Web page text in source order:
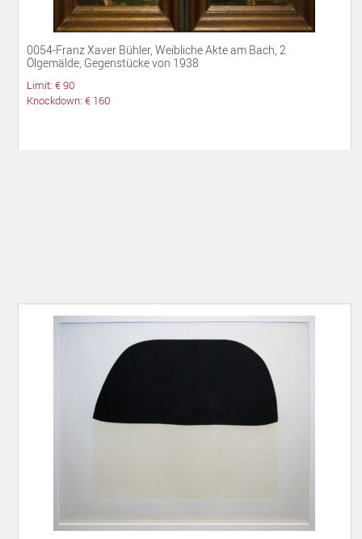
0054-Franz Xaver Bühler, Weibliche Akte am Bach, 2
Ölgemälde, Gegenstücke von 1938
Limit: € 90
Knockdown: € 160